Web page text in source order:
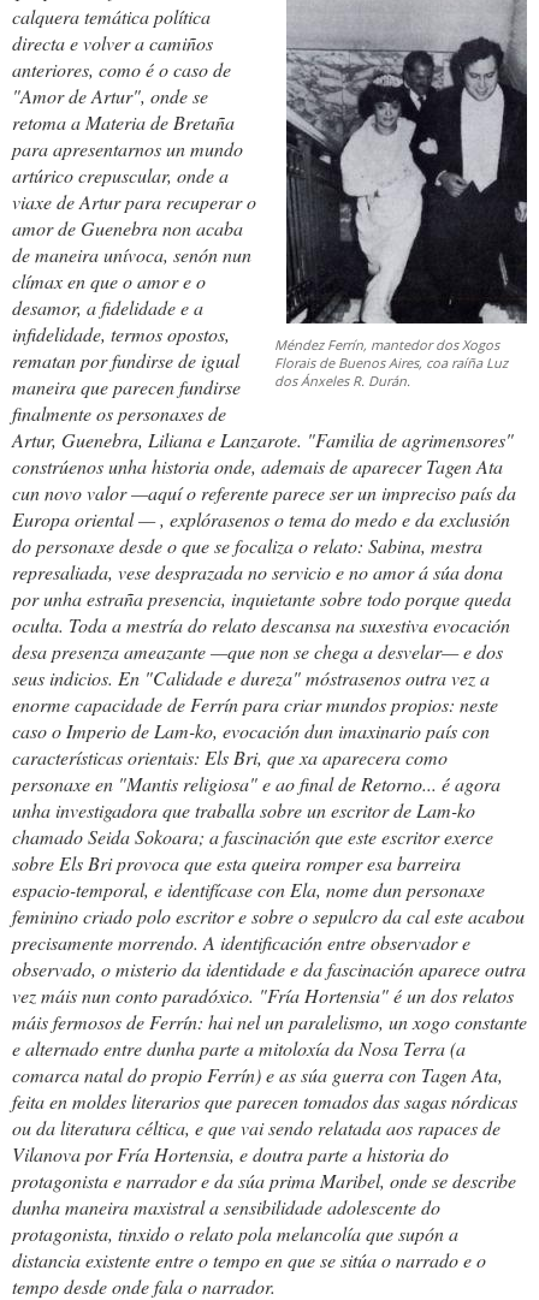
Méndez Ferrín, mantedor dos Xogos
Florais de Buenos Aires, coa raíña Luz
dos Ánxeles R. Durán.
calquera temática política
directa e volver a camiños
anteriores, como é o caso de
"Amor de Artur", onde se
retoma a Materia de Bretaña
para apresentarnos un mundo
artúrico crepuscular, onde a
viaxe de Artur para recuperar o
amor de Guenebra non acaba
de maneira unívoca, senón nun
clímax en que o amor e o
desamor, a fidelidade e a
infidelidade, termos opostos,
rematan por fundirse de igual
maneira que parecen fundirse
finalmente os personaxes de
Artur, Guenebra, Liliana e Lanzarote. "Familia de agrimensores"
constrúenos unha historia onde, ademais de aparecer Tagen Ata
cun novo valor —aquí o referente parece ser un impreciso país da
Europa oriental—, explórasenos o tema do medo e da exclusión
do personaxe desde o que se focaliza o relato: Sabina, mestra
represaliada, vese desprazada no servicio e no amor á súa dona
por unha estraña presencia, inquietante sobre todo porque queda
oculta. Toda a mestría do relato descansa na suxestiva evocación
desa presenza ameazante —que non se chega a desvelar— e dos
seus indicios. En "Calidade e dureza" móstrasenos outra vez a
enorme capacidade de Ferrín para criar mundos propios: neste
caso o Imperio de Lam-ko, evocación dun imaxinario país con
características orientais: Els Bri, que xa aparecera como
personaxe en "Mantis religiosa" e ao final de Retorno... é agora
unha investigadora que traballa sobre un escritor de Lam-ko
chamado Seida Sokoara; a fascinación que este escritor exerce
sobre Els Bri provoca que esta queira romper esa barreira
espacio-temporal, e identifícase con Ela, nome dun personaxe
feminino criado polo escritor e sobre o sepulcro da cal este acabou
precisamente morrendo. A identificación entre observador e
observado, o misterio da identidade e da fascinación aparece outra
vez máis nun conto paradóxico. "Fría Hortensia" é un dos relatos
máis fermosos de Ferrín: hai nel un paralelismo, un xogo constante
e alternado entre dunha parte a mitoloxía da Nosa Terra (a
comarca natal do propio Ferrín) e as súa guerra con Tagen Ata,
feita en moldes literarios que parecen tomados das sagas nórdicas
ou da literatura céltica, e que vai sendo relatada aos rapaces de
Vilanova por Fría Hortensia, e doutra parte a historia do
protagonista e narrador e da súa prima Maribel, onde se describe
dunha maneira maxistral a sensibilidade adolescente do
protagonista, tinxido o relato pola melancolía que supón a
distancia existente entre o tempo en que se sitúa o narrado e o
tempo desde onde fala o narrador.